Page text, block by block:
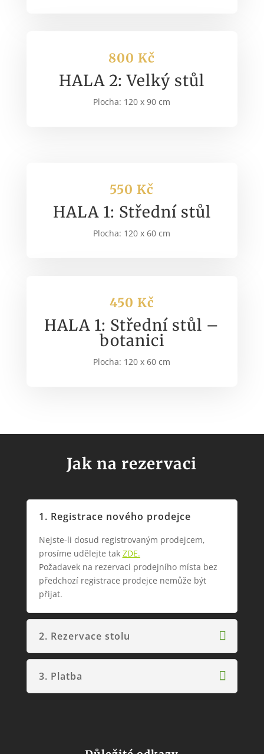
800 Kč
HALA 2: Velký stůl
Plocha: 120 x 90 cm
550 Kč
HALA 1: Střední stůl
Plocha: 120 x 60 cm
450 Kč
HALA 1: Střední stůl –
botanici
Plocha: 120 x 60 cm
Jak na rezervaci
1. Registrace nového prodejce
Nejste-li dosud registrovaným prodejcem,
prosíme udělejte tak ZDE.
Požadavek na rezervaci prodejního místa bez
předchozí registrace prodejce nemůže být
přijat.
2. Rezervace stolu
3. Platba